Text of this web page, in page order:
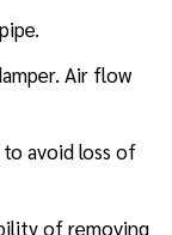
Air flow
avoid loss of
of removing